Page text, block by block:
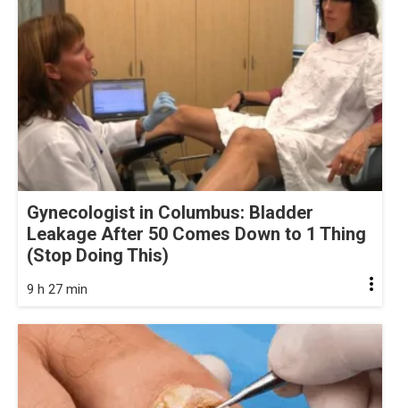
Gynecologist in Columbus: Bladder
Leakage After 50 Comes Down to 1 Thing
(Stop Doing This)
9 h 27 min